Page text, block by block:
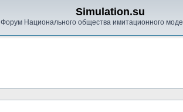
Simulation.su
Форум Национального общества имитационного